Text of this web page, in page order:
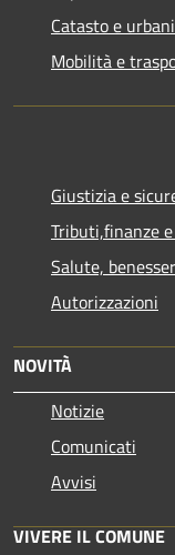
Catasto e
Mobilità e
Giustizia e
Tributi,finanze
Salute,
Autorizzazioni
NOVITÀ
Notizie
Comunicati
Avvisi
VIVERE IL COMUNE